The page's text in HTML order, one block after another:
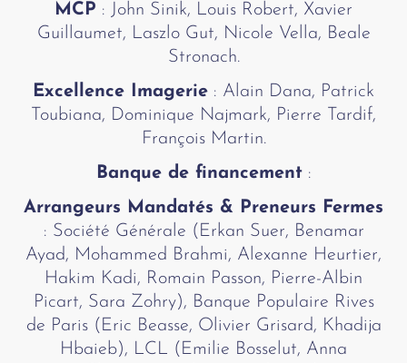
MCP : John Sinik, Louis Robert, Xavier
Guillaumet, Laszlo Gut, Nicole Vella, Beale
Stronach.
Excellence Imagerie : Alain Dana, Patrick
Toubiana, Dominique Najmark, Pierre Tardif,
François Martin.
Banque de financement:
Arrangeurs Mandatés & Preneurs Fermes
: Société Générale (Erkan Suer, Benamar
Ayad, Mohammed Brahmi, Alexanne Heurtier,
Hakim Kadi, Romain Passon, Pierre-Albin
Picart, Sara Zohry), Banque Populaire Rives
de Paris (Eric Beasse, Olivier Grisard, Khadija
Hbaieb), LCL (Emilie Bosselut, Anna